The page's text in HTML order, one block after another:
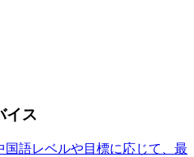
イス
語レベルや目標に応じて、最